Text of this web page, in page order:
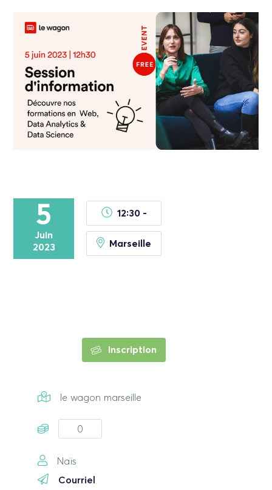
5
Juin
2023
12:30 -
Marseille
Inscription
le wagon marseille
0
Naïs
Courriel